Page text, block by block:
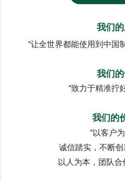
我们
“让全世界都能使用到中国
我们
“致力于精准拧
我们的
“以客户
诚信踏实，不断创
以人为本，团队合